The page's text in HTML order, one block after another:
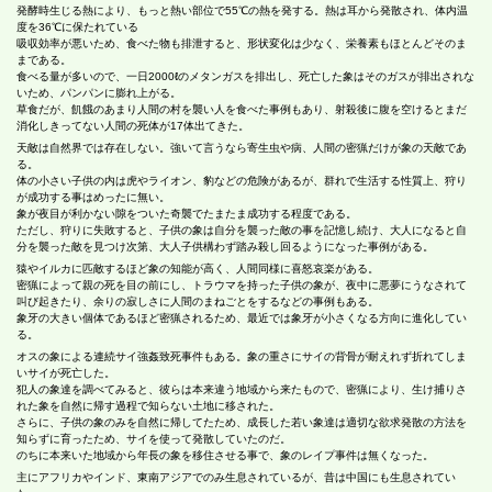
発酵時生じる熱により、もっと熱い部位で55℃の熱を発する。熱は耳から発散され、体内温
度を36℃に保たれている
吸収効率が悪いため、食べた物も排泄すると、形状変化は少なく、栄養素もほとんどそのま
まである。
食べる量が多いので、一日2000ℓのメタンガスを排出し、死亡した象はそのガスが排出されな
いため、パンパンに膨れ上がる。
草食だが、飢餓のあまり人間の村を襲い人を食べた事例もあり、射殺後に腹を空けるとまだ
消化しきってない人間の死体が17体出てきた。
天敵は自然界では存在しない。強いて言うなら寄生虫や病、人間の密猟だけが象の天敵であ
る。
体の小さい子供の内は虎やライオン、豹などの危険があるが、群れで生活する性質上、狩り
が成功する事はめったに無い。
象が夜目が利かない隙をついた奇襲でたまたま成功する程度である。
ただし、狩りに失敗すると、子供の象は自分を襲った敵の事を記憶し続け、大人になると自
分を襲った敵を見つけ次第、大人子供構わず踏み殺し回るようになった事例がある。
猿やイルカに匹敵するほど象の知能が高く、人間同様に喜怒哀楽がある。
密猟によって親の死を目の前にし、トラウマを持った子供の象が、夜中に悪夢にうなされて
叫び起きたり、余りの寂しさに人間のまねごとをするなどの事例もある。
象牙の大きい個体であるほど密猟されるため、最近では象牙が小さくなる方向に進化してい
る。
オスの象による連続サイ強姦致死事件もある。象の重さにサイの背骨が耐えれず折れてしま
いサイが死亡した。
犯人の象達を調べてみると、彼らは本来違う地域から来たもので、密猟により、生け捕りさ
れた象を自然に帰す過程で知らない土地に移された。
さらに、子供の象のみを自然に帰してたため、成長した若い象達は適切な欲求発散の方法を
知らずに育ったため、サイを使って発散していたのだ。
のちに本来いた地域から年長の象を移住させる事で、象のレイプ事件は無くなった。
主にアフリカやインド、東南アジアでのみ生息されているが、昔は中国にも生息されてい